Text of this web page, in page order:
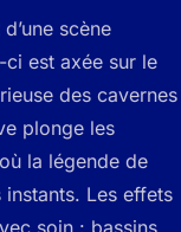
scène
ci est axée sur le
des cavernes
plonge les
la légende de
Les effets